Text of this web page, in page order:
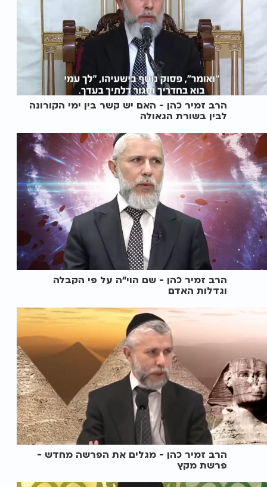
הרב זמיר כהן - האם יש קשר בין ימי הקורונה
לבין בשורת הגאולה
הרב זמיר כהן - שם הוי"ה על פי הקבלה
וגדלות האדם
הרב זמיר כהן - מגלים את הפרשה מחדש -
פרשת מקץ